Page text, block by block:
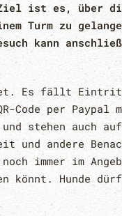
ist es, über
Turm zu
kann
Es fällt
Code per Paypal
stehen auch
und andere
immer im
Hunde